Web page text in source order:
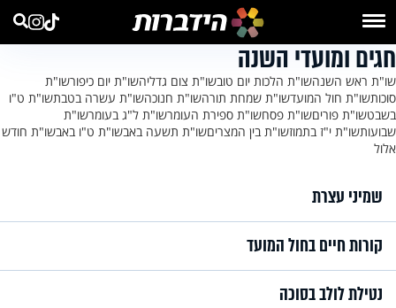
חגים ומועדי השנה
שו"ת ראש השנהשו"ת הלכות יום טובשו"ת צום גדליהשו"ת יום כיפורשו"ת
סוכותשו"ת חול המועדשו"ת שמחת תורהשו"ת חנוכהשו"ת עשרה בטבתשו"ת ט"ו
בשבטשו"ת פוריםשו"ת פסחשו"ת ספירת העומרשו"ת ל"ג בעומרשו"ת
שבועותשו"ת י"ז בתמוזשו"ת בין המצריםשו"ת תשעה באבשו"ת ט"ו באבשו"ת חודש
אלול
שמיני עצרת
קורות חיים בחול המועד
נטילת לולב בסוכה